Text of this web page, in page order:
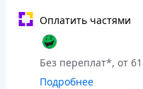
Оплатить частями
Без переплат*, от
Подробнее